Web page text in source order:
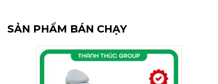
SẢN PHẨM BÁN CHẠY